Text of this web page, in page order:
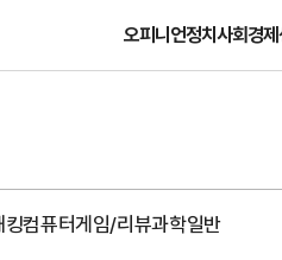
오피니언정치사회경제
킹컴퓨터게임/리뷰과학일반